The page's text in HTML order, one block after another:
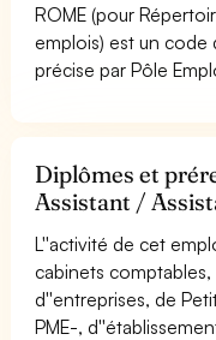
ROME (pour
emplois) est un code
précise par Pôle
Diplômes et
Assistant /
L''activité de cet
cabinets
d''entreprises, de
PME-,